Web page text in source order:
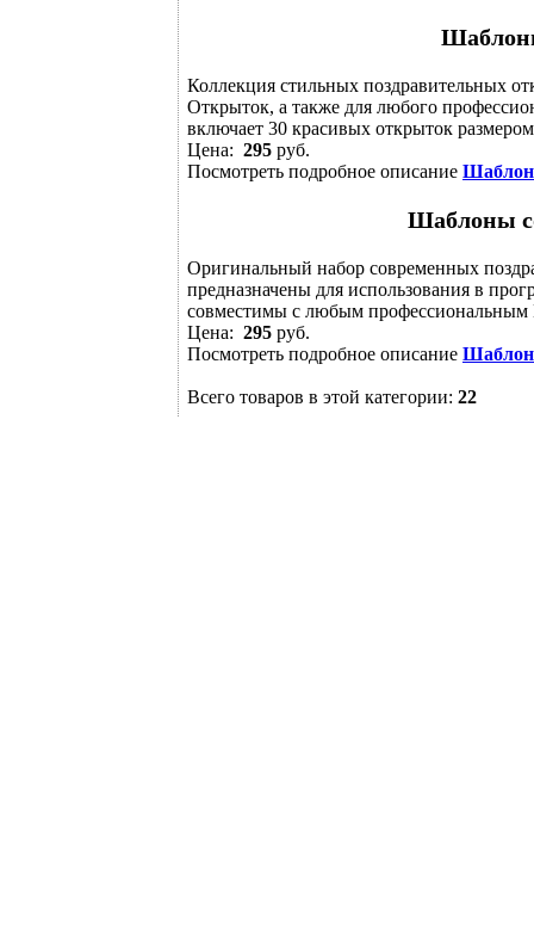
Коллекция стильных поздравительных
Открыток, а также для любого
включает 30 красивых открыток
Цена: 295 руб.
Посмотреть подробное описание
Шаблоны
Оригинальный набор современных
предназначены для использования в
совместимы с любым профессиональным
Цена: 295 руб.
Посмотреть подробное описание
Всего товаров в этой категории: 22